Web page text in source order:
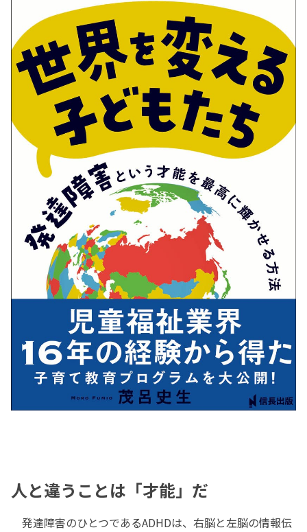
人と違うことは「才能」だ
発達障害のひとつであるADHDは、右脳と左脳の情報伝